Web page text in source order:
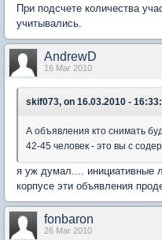
При подсчете количества
учитывались.
AndrewD
16 Mar 2010
skif073, on 16.03.2010 - 16:33:
А объявления кто снимать
42-45 человек - это вы с
я уж думал.... инициативные
корпусе эти объявления
fonbaron
26 Mar 2010